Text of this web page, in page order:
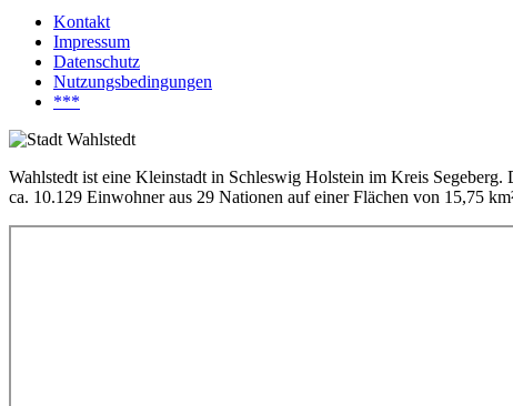
Kontakt
Impressum
Datenschutz
Nutzungsbedingungen
***
Wahlstedt ist eine Kleinstadt in Schleswig Holstein im Kreis
ca. 10.129 Einwohner aus 29 Nationen auf einer Flächen von 15,75